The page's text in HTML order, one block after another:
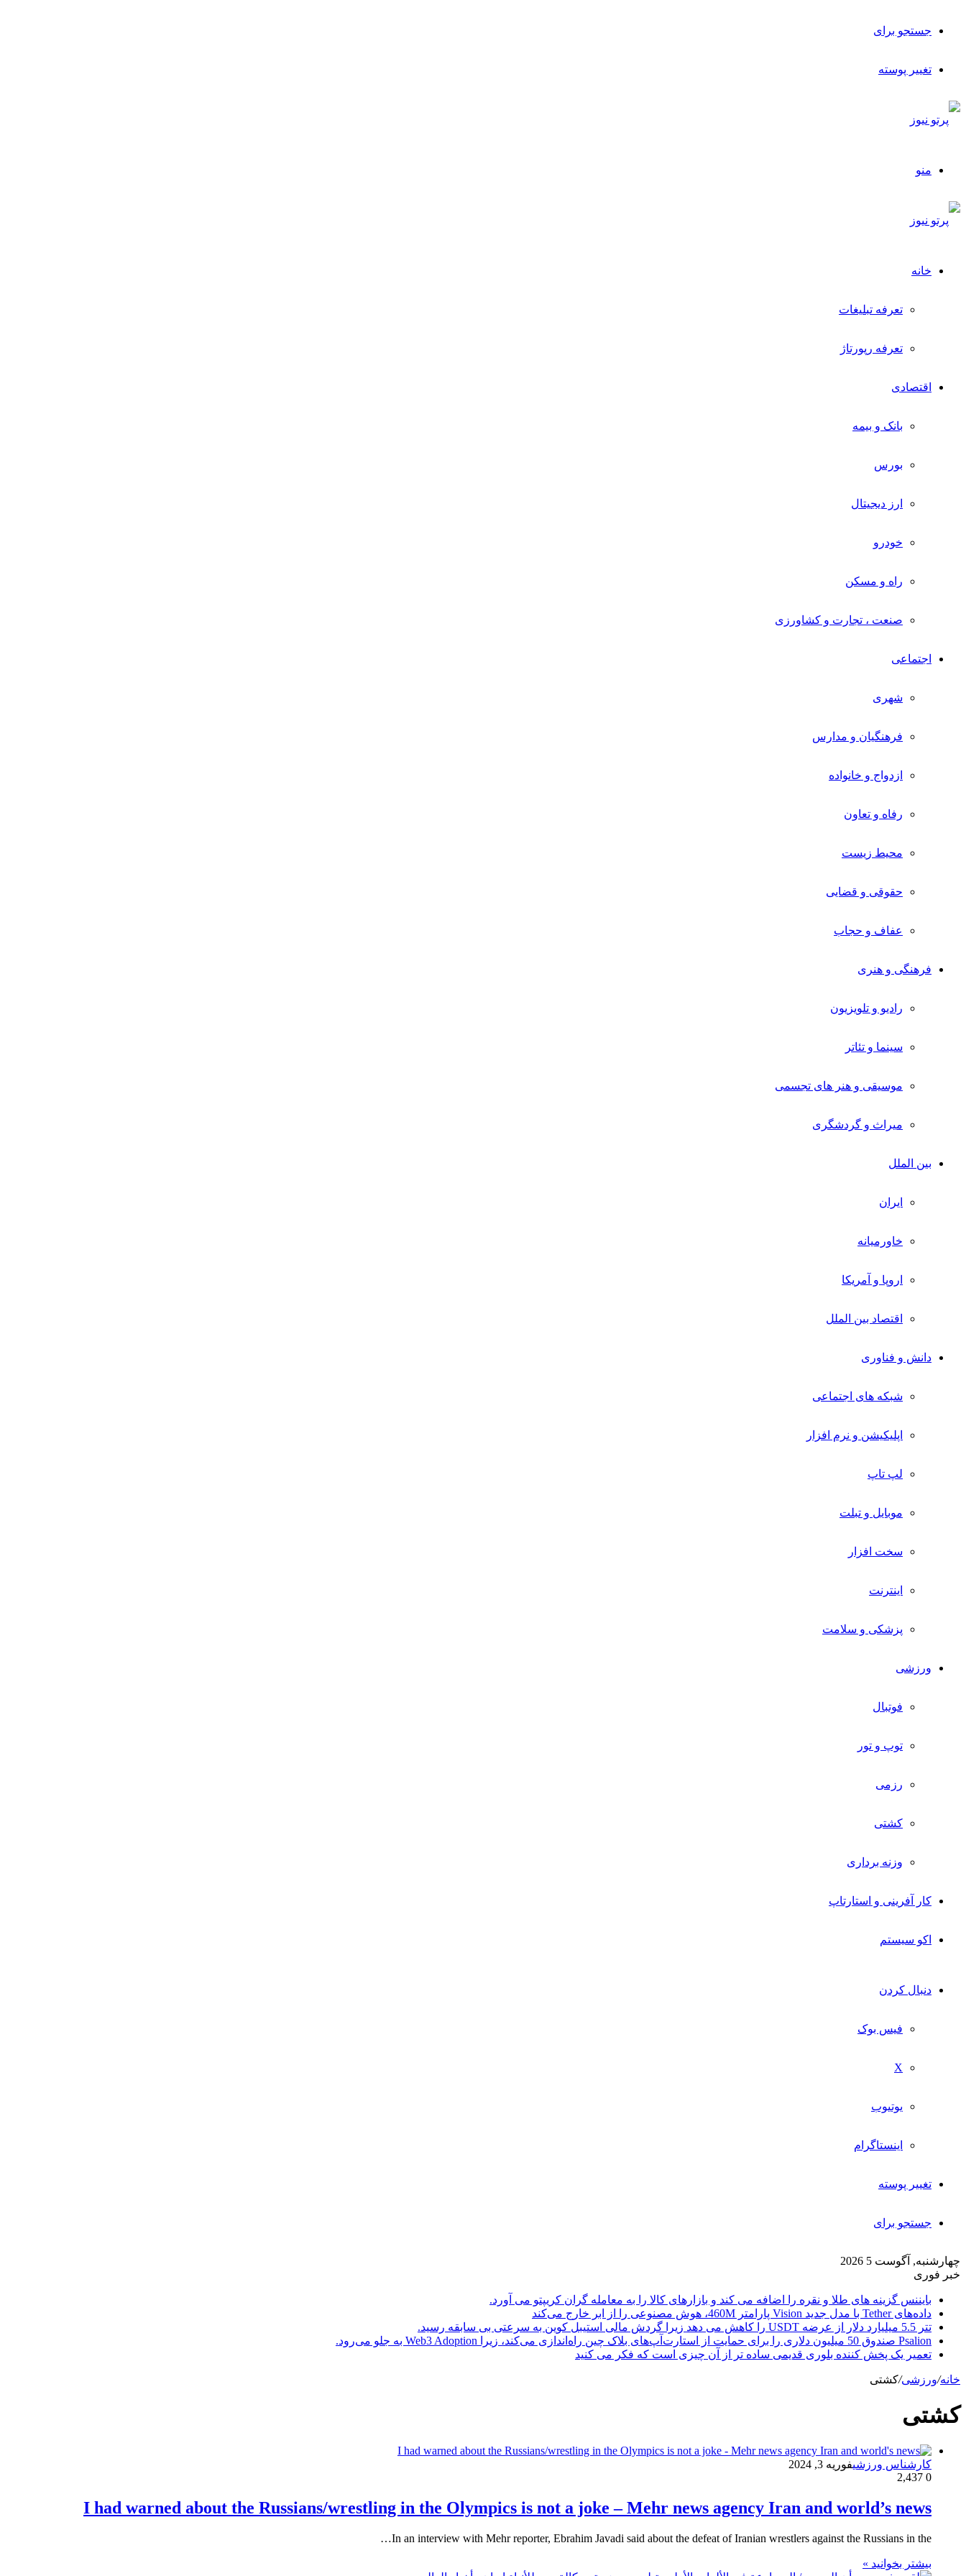
جستجو برای
تغییر پوسته
منو
خانه
تعرفه تبلیغات
تعرفه رپورتاژ
اقتصادی
بانک و بیمه
بورس
ارز دیجیتال
خودرو
راه و مسکن
صنعت ، تجارت و کشاورزی
اجتماعی
شهری
فرهنگیان و مدارس
ازدواج و خانواده
رفاه و تعاون
محیط زیست
حقوقی و قضایی
عفاف و حجاب
فرهنگی و هنری
رادیو و تلویزیون
سینما و تئاتر
موسیقی و هنر های تجسمی
میراث و گردشگری
بین الملل
ایران
خاورمیانه
اروپا و آمریکا
اقتصاد بین الملل
دانش و فناوری
شبکه های اجتماعی
اپلیکیشن و نرم افزار
لپ تاپ
موبایل و تبلت
سخت افزار
اینترنت
پزشکی و سلامت
ورزشی
فوتبال
توپ و تور
رزمی
کشتی
وزنه برداری
کار آفرینی و استارتاپ
اکو سیستم
دنبال کردن
فیس بوک
X
یوتیوب
اینستاگرام
تغییر پوسته
جستجو برای
چهارشنبه, آگوست 5 2026
خبر فوری
بایننس گزینه های طلا و نقره را اضافه می کند و بازارهای کالا را به معامله گران کریپتو می آورد.
داده‌های Tether با مدل جدید Vision پارامتر 460M، هوش مصنوعی را از ابر خارج می‌کند
تتر 5.5 میلیارد دلار از عرضه USDT را کاهش می دهد زیرا گردش مالی استیبل کوین به سرعتی بی سابقه رسید.
Psalion صندوق 50 میلیون دلاری را برای حمایت از استارت‌آپ‌های بلاک چین راه‌اندازی می‌کند، زیرا Web3 Adoption به جلو می‌رود.
تعمیر یک پخش کننده بلوری قدیمی ساده تر از آن چیزی است که فکر می کنید
خانه/ورزشی/کشتی
کشتی
کارشناس ورزشیفوریه 3, 2024
0
I had warned about the Russians/wrestling in the Olympics is not a joke – Mehr news agency Iran and world’s news
In an interview with Mehr reporter, Ebrahim Javadi said about the defeat of Iranian wrestlers against the Russians in the…
بیشتر بخوانید »